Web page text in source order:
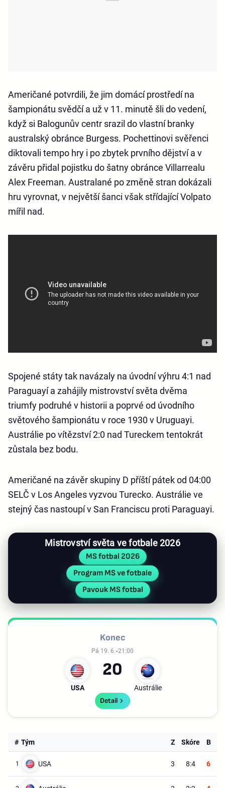
Američané potvrdili, že jim domácí prostředí na
šampionátu svědčí a už v 11. minutě šli do vedení,
když si Balogunův centr srazil do vlastní branky
australský obránce Burgess. Pochettinovi svěřenci
diktovali tempo hry i po zbytek prvního dějství a v
závěru přidal pojistku do šatny obránce Villarrealu
Alex Freeman. Australané po změně stran dokázali
hru vyrovnat, v největší šanci však střídající Volpato
mířil nad.
Spojené státy tak navázaly na úvodní výhru 4:1 nad
Paraguayí a zahájily mistrovství světa dvěma
triumfy podruhé v historii a poprvé od úvodního
světového šampionátu v roce 1930 v Uruguayi.
Austrálie po vítězství 2:0 nad Tureckem tentokrát
zůstala bez bodu.
Američané na závěr skupiny D příští pátek od 04:00
SELČ v Los Angeles vyzvou Turecko. Austrálie ve
stejný čas nastoupí v San Franciscu proti Paraguayi.
Mistrovství světa ve fotbale 2026
MS fotbal 2026
Program MS ve fotbale
Pavouk MS fotbal
Konec
Pá 19. 6. 21:00
USA
2
Austrálie
0
Detail
# Tým Z Skóre B
1 USA 3 8:4 6